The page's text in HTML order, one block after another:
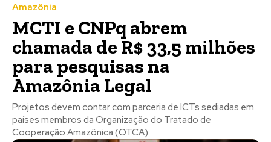
Amazônia
MCTI e CNPq abrem
chamada de R$ 33,5 milhões
para pesquisas na
Amazônia Legal
Projetos devem contar com parceria de ICTs sediadas em
países membros da Organização do Tratado de
Cooperação Amazônica (OTCA).